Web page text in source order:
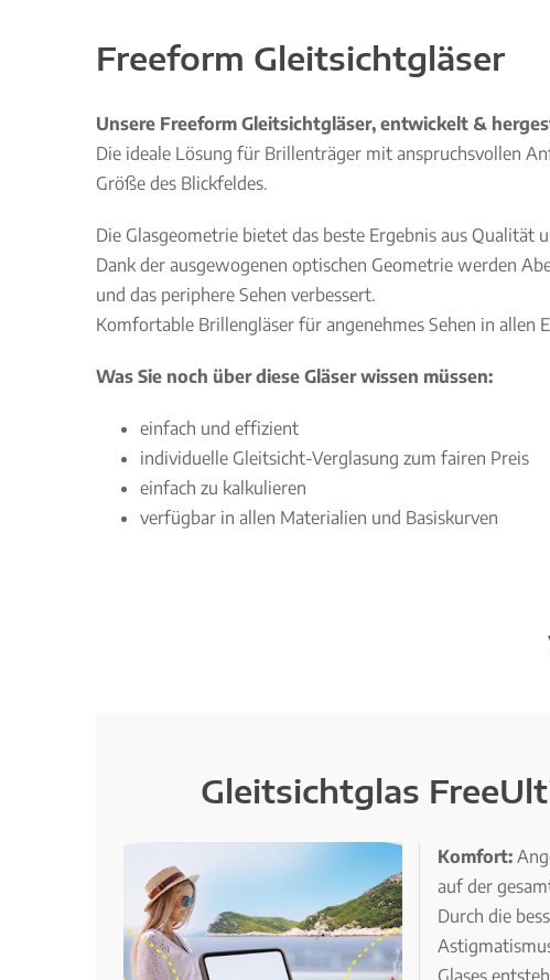
Freeform Gleitsichtgläser
Unsere Freeform Gleitsichtgläser, entwickelt &
Die ideale Lösung für Brillenträger mit anspruchsvollen
Größe des Blickfeldes.
Die Glasgeometrie bietet das beste Ergebnis aus Qualität
Dank der ausgewogenen optischen Geometrie werden
und das periphere Sehen verbessert.
Komfortable Brillengläser für angenehmes Sehen in allen
Was Sie noch über diese Gläser wissen müssen:
einfach und effizient
individuelle Gleitsicht-Verglasung zum fairen Preis
einfach zu kalkulieren
verfügbar in allen Materialien und Basiskurven
Gleitsichtglas
Komfort:
auf der
Durch die
Glases